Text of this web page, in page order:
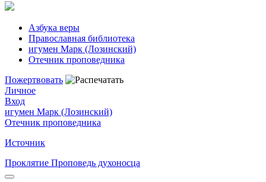
Азбука веры
Православная библиотека
игумен Марк (Лозинский)
Отечник проповедника
Пожертвовать
Личное
Вход
игумен Марк (Лозинский)
Отечник проповедника
Источник
Проклятие Проповедь духоносца